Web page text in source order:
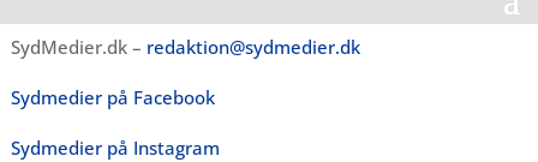
SydMedier.dk – redaktion@sydmedier.dk
Sydmedier på Facebook
Sydmedier på Instagram